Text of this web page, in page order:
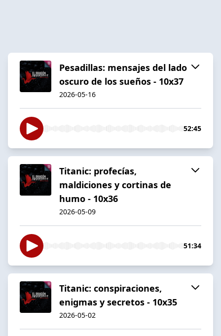
Pesadillas: mensajes del lado
oscuro de los sueños - 10x37
2026-05-16
52:45
Titanic: profecías,
maldiciones y cortinas de
humo - 10x36
2026-05-09
51:34
Titanic: conspiraciones,
enigmas y secretos - 10x35
2026-05-02